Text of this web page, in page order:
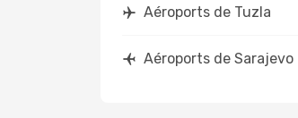
Aéroports de Tuzla
Aéroports de Sarajevo